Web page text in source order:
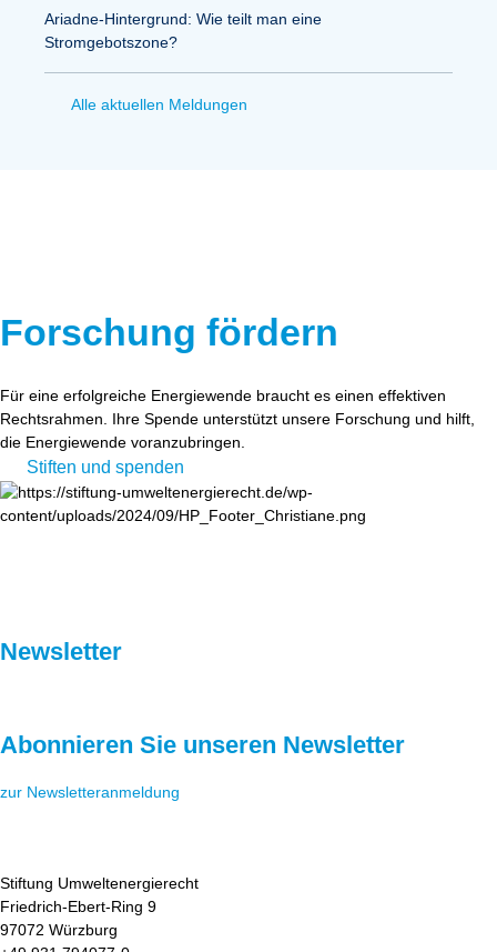
Ariadne-Hintergrund: Wie teilt man eine
Stromgebotszone?
Alle aktuellen Meldungen
Forschung fördern
Für eine erfolgreiche Energiewende braucht es einen effektiven
Rechtsrahmen. Ihre Spende unterstützt unsere Forschung und hilft,
die Energiewende voranzubringen.
Stiften und spenden
Newsletter
Abonnieren Sie unseren Newsletter
zur Newsletteranmeldung
Stiftung Umweltenergierecht
Friedrich-Ebert-Ring 9
97072 Würzburg